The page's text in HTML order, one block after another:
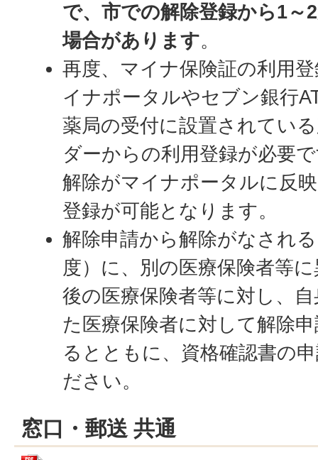
で、市での解除登録から1～
場合があります。
再度、マイナ保険証の利用
イナポータルやセブン銀行
薬局の受付に設置されてい
ダーからの利用登録が必要
解除がマイナポータルに反
登録が可能となります。
解除申請から解除がなされ
度）に、別の医療保険者等
後の医療保険者等に対し、
た医療保険者に対して解除
るとともに、資格確認書の
ださい。
窓口・郵送 共通